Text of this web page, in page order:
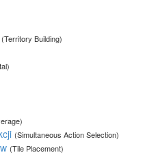
(Territory Building)
(Simultaneous Action Selection)
(Tile Placement)